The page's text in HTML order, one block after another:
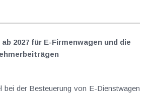
2027 für E-Firmenwagen und die
bei der Besteuerung von E-Dienstwagen